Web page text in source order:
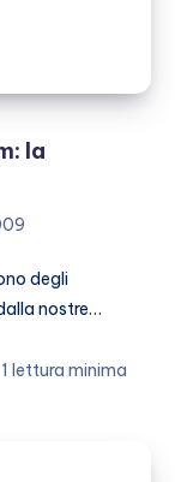
la
degli
nostre…
1 lettura minima